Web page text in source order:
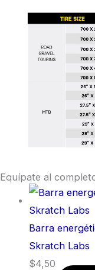
Equípate al
Barra
Skratch Labs
$4,50